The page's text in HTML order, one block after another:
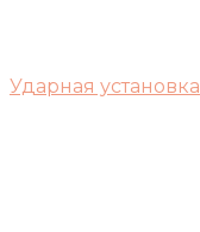
Ударная установка